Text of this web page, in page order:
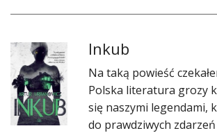
NA EKRANIE
KONTAKT
Inkub
Na taką powieść
Polska literatura grozy
się naszymi legendami,
do prawdziwych